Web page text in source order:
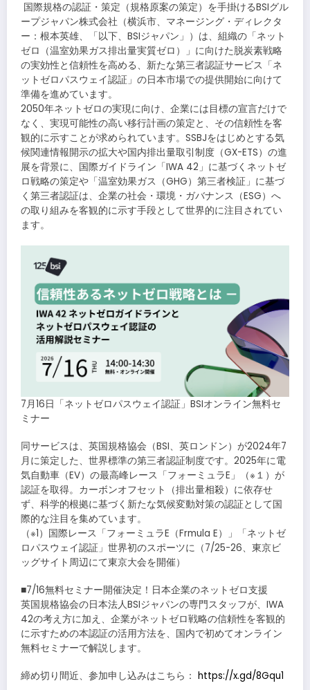
​国際規格の認証・策定（規格原案の策定）を手掛けるBSIグル
ープジャパン株式会社（横浜市、マネージング・ディレクタ
ー：根本英雄、「以下、BSIジャパン」）は、組織の「ネット
ゼロ（温室効果ガス排出量実質ゼロ）」に向けた脱炭素戦略
の実効性と信頼性を高める、新たな第三者認証サービス「ネ
ットゼロパスウェイ認証」の日本市場での提供開始に向けて
準備を進めています。
2050年ネットゼロの実現に向け、企業には目標の宣言だけで
なく、実現可能性の高い移行計画の策定と、その信頼性を客
観的に示すことが求められています。SSBJをはじめとする気
候関連情報開示の拡大や国内排出量取引制度（GX-ETS）の進
展を背景に、国際ガイドライン「IWA 42」に基づくネットゼ
ロ戦略の策定や「温室効果ガス（GHG）第三者検証」に基づ
く第三者認証は、企業の社会・環境・ガバナンス（ESG）へ
の取り組みを客観的に示す手段として世界的に注目されてい
ます。
7月16日「ネットゼロパスウェイ認証」BSIオンライン無料セ
ミナー
同サービスは、英国規格協会（BSI、英ロンドン）が2024年7
月に策定した、世界標準の第三者認証制度です。2025年に電
気自動車（EV）の最高峰レース「フォーミュラE」（※１）が
認証を取得。カーボンオフセット（排出量相殺）に依存せ
ず、科学的根拠に基づく新たな気候変動対策の認証として国
際的な注目を集めています。
（※1）国際レース「フォーミュラE（Frmula E）」「ネットゼ
ロパスウェイ認証」世界初のスポーツに（7/25-26、東京ビ
ッグサイト周辺にて東京大会を開催）
■7/16無料セミナー開催決定！日本企業のネットゼロ支援
英国規格協会の日本法人BSIジャパンの専門スタッフが、IWA
42の考え方に加え、企業がネットゼロ戦略の信頼性を客観的
に示すための本認証の活用方法を、国内で初めてオンライン
無料セミナーで解説します。
締め切り間近、参加申し込みはこちら： https://x.gd/8Gqu1